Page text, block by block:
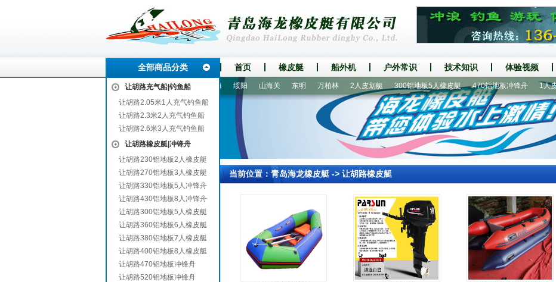
全部商品分类 首页 橡皮艇 船外机 户外常识 技术知识 体验视频
让胡路充气船|钓鱼船
让胡路2.05米1人充气钓鱼船
让胡路2.3米2人充气钓鱼船
让胡路2.6米3人充气钓鱼船
让胡路橡皮艇|冲锋舟
让胡路230铝地板2人橡皮艇
让胡路270铝地板3人橡皮艇
让胡路330铝地板5人冲锋舟
让胡路430铝地板8人冲锋舟
让胡路300铝地板5人橡皮艇
让胡路360铝地板6人橡皮艇
让胡路380铝地板7人橡皮艇
让胡路400铝地板8人橡皮艇
让胡路470铝地板冲锋舟
让胡路520铝地板冲锋舟
殷都 安庆 兴和 绥阳 山海关 东明 万柏林 2人皮划艇 300铝地板5人橡皮艇 470铝地板冲锋舟 1人皮划
当前位置： 青岛海龙橡皮艇-> 让胡路橡皮艇